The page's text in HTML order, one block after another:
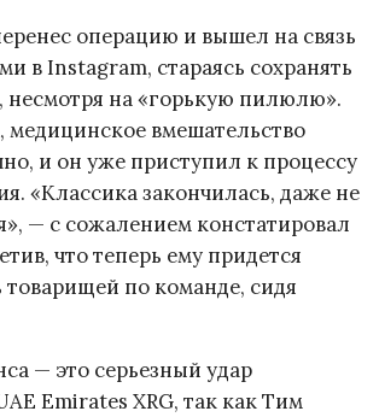
операцию и вышел на связь
в Instagram, стараясь сохранять
несмотря на «горькую пилюлю».
медицинское вмешательство
и он уже приступил к процессу
«Классика закончилась, даже не
— с сожалением констатировал
что теперь ему придется
по команде, сидя
— это серьезный удар
Emirates XRG, так как Тим